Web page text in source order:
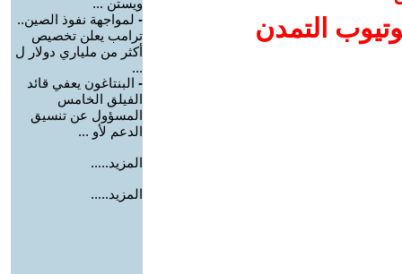
التمدن
ويستن ...
- لمواجهة نفوذ الصين..
ترامب يعلن تخصيص
أكثر من ملياري دولار ل
...
- البنتاغون يعفي قائد
الفيلق الخامس
المسؤول عن تنسيق
الدعم لأو ...
المزيد.....
المزيد.....